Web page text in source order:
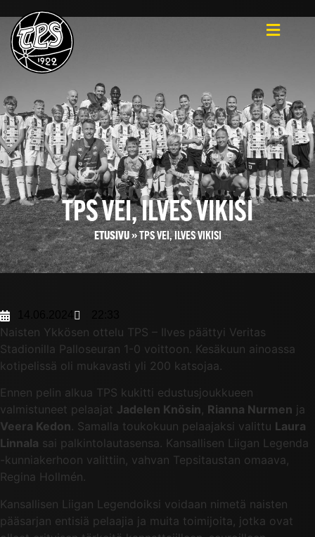
TPS VEI, ILVES VIKISI
ETUSIVU»TPS VEI, ILVES VIKISI
Naisten Ykkösen ottelu TPS – Ilves päättyi Veritas
Stadionilla Palloseuran 1-0 voittoon. Kesäkuun ainoassa
kotipelissä oli mukavasti yli 200 katsojaa.
Ennen pelin alkua TPS kukitti edustusjoukkueen
valmistuneet pelaajat Jadelen Knösin, Rianna Nurmen ja
Veera Kedon. Samalla toukokuun pelaajaksi valittu Laura
Linnala sai palkintolautasensa. Kansallisen Liigan Legenda
-kunniakerhoon valittiin, vahvan Tepsitaustan omaava,
Regina Hollmén.
Kansallisen Liigan Legendoiksi voidaan nimetä naisten
pääsarjan entisiä pelaajia ja muita toimijoita, jotka ovat